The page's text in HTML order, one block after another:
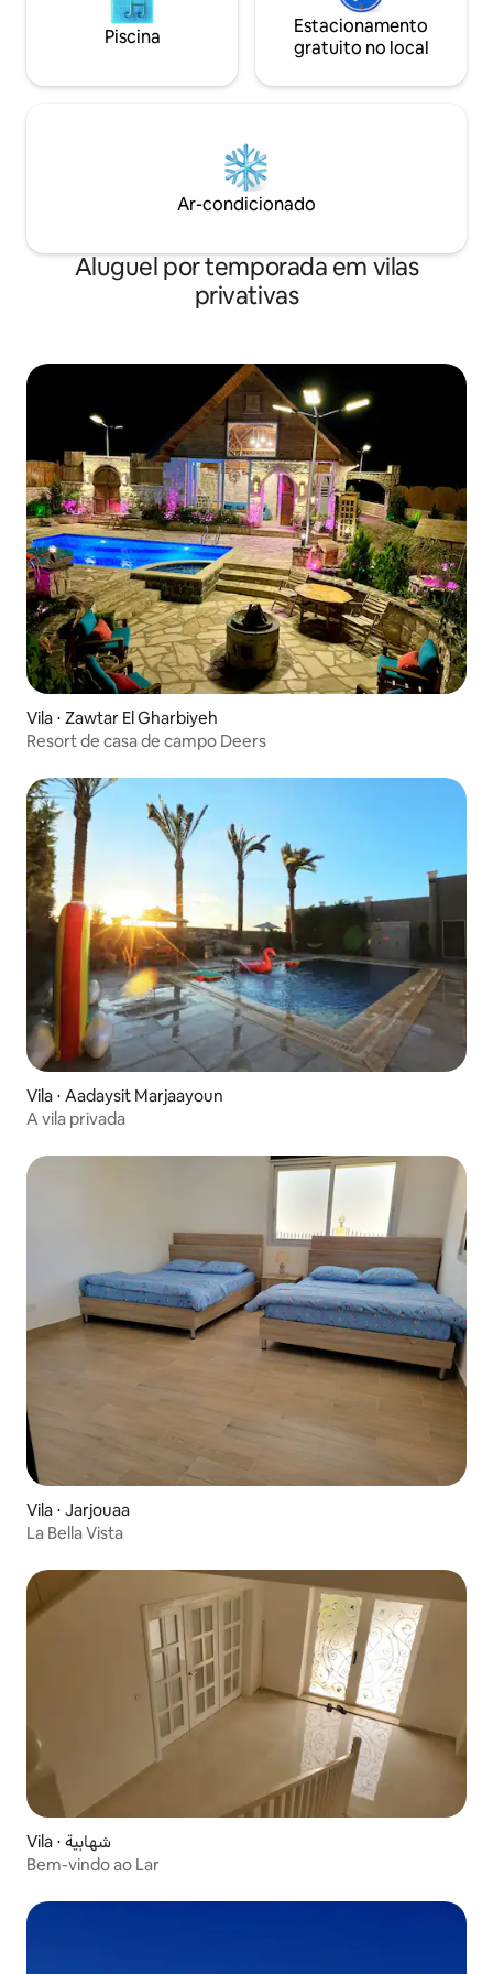
Piscina
Estacionamento
gratuito no local
Ar-condicionado
Aluguel por temporada em vilas
privativas
Vila ⋅ Zawtar El Gharbiyeh
Resort de casa de campo Deers
Vila ⋅ Aadaysit Marjaayoun
A vila privada
Vila ⋅ Jarjouaa
La Bella Vista
Vila ⋅ شهابية
Bem-vindo ao Lar